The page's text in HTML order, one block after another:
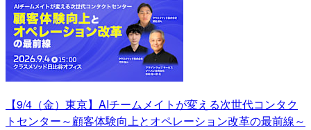
【9/4（金）東京】AIチームメイトが変える次世代コンタク
トセンター～顧客体験向上とオペレーション改革の最前線～